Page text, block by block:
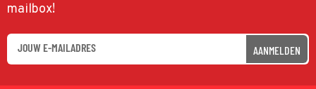
mailbox!
AANMELDEN